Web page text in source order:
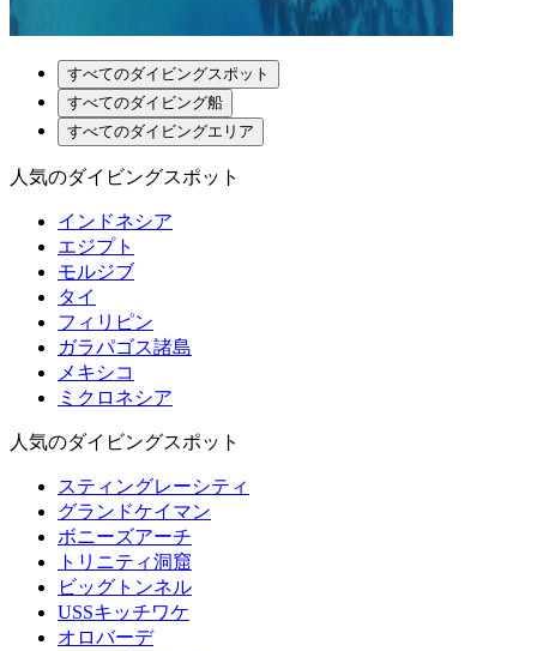
すべてのダイビングスポット
すべてのダイビング船
すべてのダイビングエリア
人気のダイビングスポット
インドネシア
エジプト
モルジブ
タイ
フィリピン
ガラパゴス諸島
メキシコ
ミクロネシア
人気のダイビングスポット
スティングレーシティ
グランドケイマン
ボニーズアーチ
トリニティ洞窟
ビッグトンネル
USSキッチワケ
オロバーデ